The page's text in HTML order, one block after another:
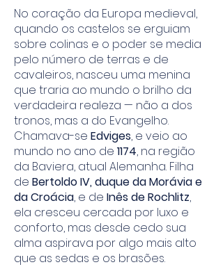
No coração da Europa medieval,
quando os castelos se erguiam
sobre colinas e o poder se media
pelo número de terras e de
cavaleiros, nasceu uma menina
que traria ao mundo o brilho da
verdadeira realeza — não a dos
tronos, mas a do Evangelho.
Chamava-se Edviges, e veio ao
mundo no ano de 1174, na região
da Baviera, atual Alemanha. Filha
de Bertoldo IV, duque da Morávia e
da Croácia, e de Inês de Rochlitz,
ela cresceu cercada por luxo e
conforto, mas desde cedo sua
alma aspirava por algo mais alto
que as sedas e os brasões.